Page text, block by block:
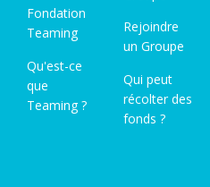
Fondation
Teaming
Qu'est-ce
que
Teaming ?
Rejoindre
un Groupe
Qui peut
récolter des
fonds ?